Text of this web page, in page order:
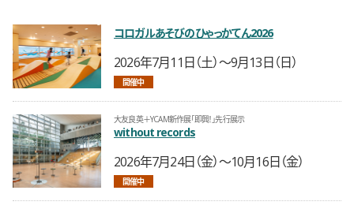
コロガルあそびのひゃっかてん2026
開催日時
2026年7月11日（土）〜9月13日（日）
開催中
大友良英＋YCAM新作展「即興！」先行展示
without records
開催日時
2026年7月24日（金）〜10月16日（金）
開催中